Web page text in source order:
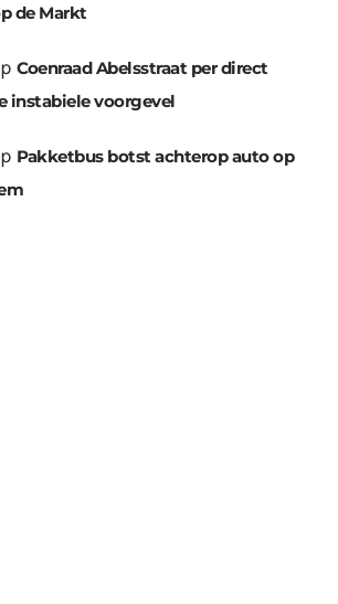
de Markt
Coenraad Abelsstraat per direct
instabiele voorgevel
Pakketbus botst achterop auto op